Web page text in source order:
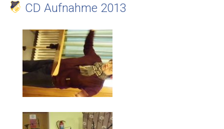
Sopranflöten
Alt- und Tenorflöten
Schlagwerker
Nachwuchs
Multimedia
CD Aufnahme 2013